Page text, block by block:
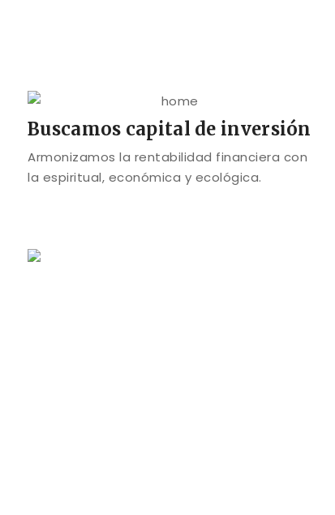
Buscamos capital de inversión
Armonizamos la rentabilidad financiera con
la espiritual, económica y ecológica.